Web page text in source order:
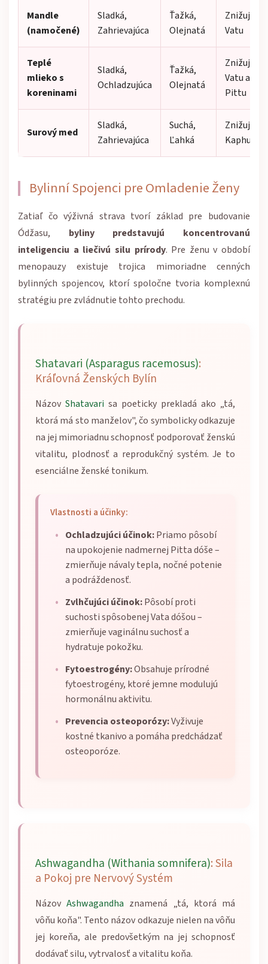
Mandle
(namočené)
Sladká,
Zahrievajúca
Ťažká,
Olejnatá
Znižuje
Vatu
Teplé
mlieko s
koreninami
Sladká,
Ochladzujúca
Ťažká,
Olejnatá
Znižuje
Vatu a
Pittu
Surový med
Sladká,
Zahrievajúca
Suchá,
Ľahká
Znižuje
Kaphu
Bylinní Spojenci pre Omladenie Ženy
Zatiaľ čo výživná strava tvorí základ pre budovanie
Ódžasu, byliny predstavujú koncentrovanú
inteligenciu a liečivú silu prírody. Pre ženu v období
menopauzy existuje trojica mimoriadne cenných
bylinných spojencov, ktorí spoločne tvoria komplexnú
stratégiu pre zvládnutie tohto prechodu.
Shatavari (Asparagus racemosus):
Kráľovná Ženských Bylín
Názov Shatavari sa poeticky prekladá ako „tá,
ktorá má sto manželov", čo symbolicky odkazuje
na jej mimoriadnu schopnosť podporovať ženskú
vitalitu, plodnosť a reprodukčný systém. Je to
esenciálne ženské tonikum.
Vlastnosti a účinky:
Ochladzujúci účinok:Priamo pôsobí
na upokojenie nadmernej Pitta dóše –
zmierňuje návaly tepla, nočné potenie
a podráždenosť.
Zvlhčujúci účinok:Pôsobí proti
suchosti spôsobenej Vata dóšou –
zmierňuje vaginálnu suchosť a
hydratuje pokožku.
Fytoestrogény:Obsahuje prírodné
fytoestrogény, ktoré jemne modulujú
hormonálnu aktivitu.
Prevencia osteoporózy:Vyživuje
kostné tkanivo a pomáha predchádzať
osteoporóze.
Ashwagandha (Withania somnifera): Sila
a Pokoj pre Nervový Systém
NázovAshwagandha znamená „tá, ktorá má
vôňu koňa". Tento názov odkazuje nielen na vôňu
jej koreňa, ale predovšetkým na jej schopnosť
dodávať silu, vytrvalosť a vitalitu koňa.